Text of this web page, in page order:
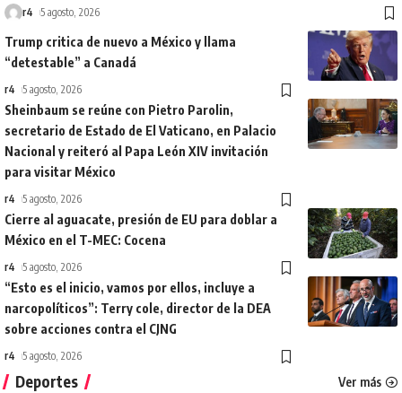
r4 5 agosto, 2026
Trump critica de nuevo a México y llama
“detestable” a Canadá
r4 5 agosto, 2026
Sheinbaum se reúne con Pietro Parolin,
secretario de Estado de El Vaticano, en Palacio
Nacional y reiteró al Papa León XIV invitación
para visitar México
r4 5 agosto, 2026
Cierre al aguacate, presión de EU para doblar a
México en el T-MEC: Cocena
r4 5 agosto, 2026
“Esto es el inicio, vamos por ellos, incluye a
narcopolíticos”: Terry cole, director de la DEA
sobre acciones contra el CJNG
r4 5 agosto, 2026
Deportes Ver más